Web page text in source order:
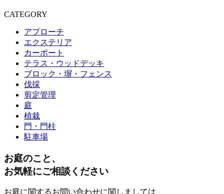
CATEGORY
アプローチ
エクステリア
カーポート
テラス・ウッドデッキ
ブロック・塀・フェンス
伐採
剪定管理
庭
植栽
門・門柱
駐車場
お庭のこと、
お気軽にご相談ください
お庭に関するお問い合わせに関しましては、